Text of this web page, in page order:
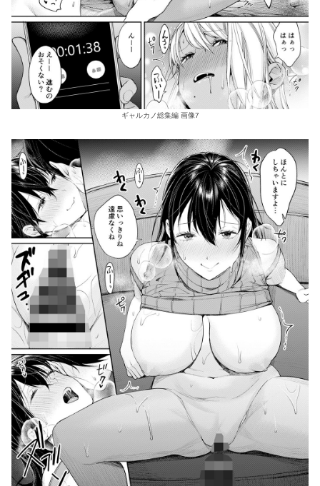
ギャルカノ総集編 画像7